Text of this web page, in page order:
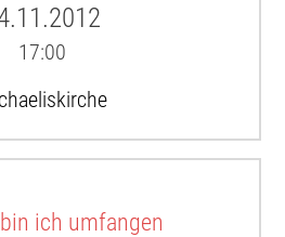
17:00
ich umfangen